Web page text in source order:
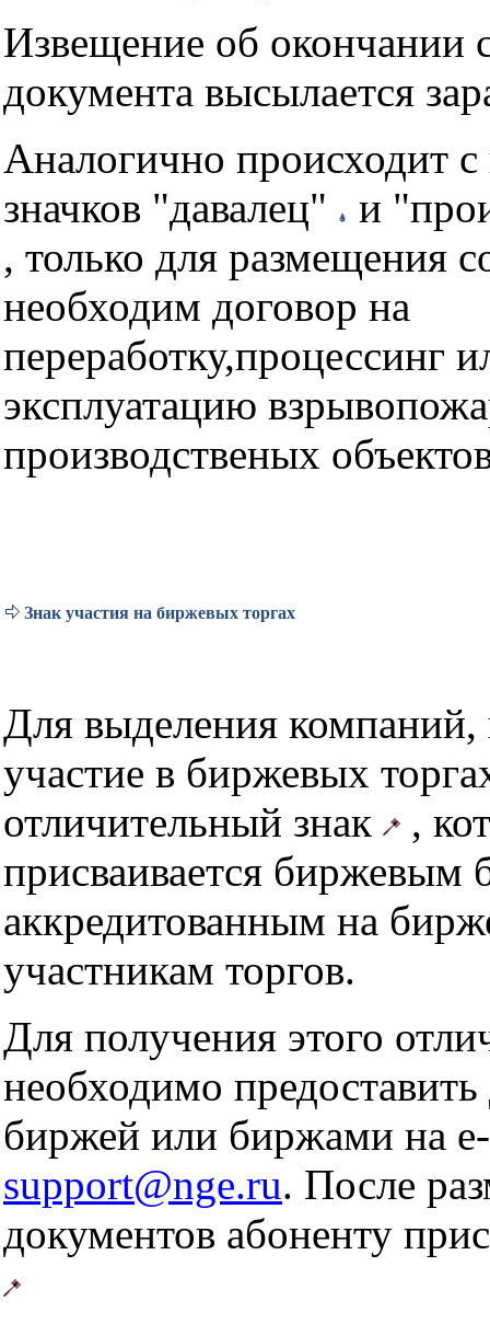
Извещение об окончании
документа высылается
Аналогично происходит
значков "давалец"
и
, только для размещения
необходим договор на
переработку,процессинг
эксплуатацию
производственых
Знак участия на биржевых торгах
Для выделения
участие в биржевых
отличительный знак
,
присваивается биржевым
аккредитованным на
участникам торгов.
Для получения этого
необходимо предоставить
биржей или биржами на
support@nge.ru. После
документов абоненту